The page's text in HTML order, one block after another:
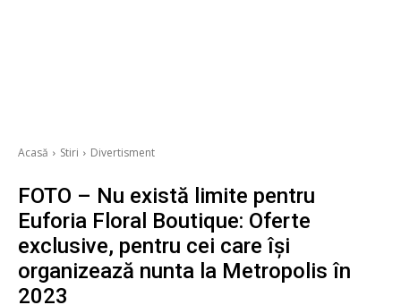
Acasă Stiri Divertisment
FOTO – Nu există limite pentru
Euforia Floral Boutique: Oferte
exclusive, pentru cei care își
organizează nunta la Metropolis în
2023